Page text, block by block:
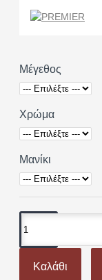
Μέγεθος
Χρώμα
Μανίκι
Καλάθι